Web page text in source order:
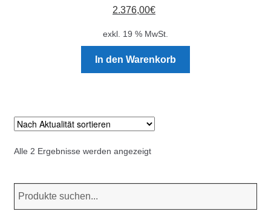
2.376,00€
exkl. 19 % MwSt.
In den Warenkorb
Alle 2 Ergebnisse werden angezeigtNach